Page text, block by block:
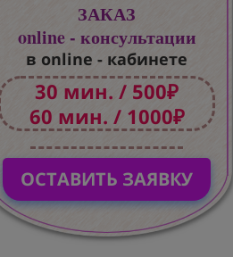
ЗАКАЗ
online - консультации
в online - кабинете
30 мин. / 500₽
60 мин. / 1000₽
ОСТАВИТЬ ЗАЯВКУ